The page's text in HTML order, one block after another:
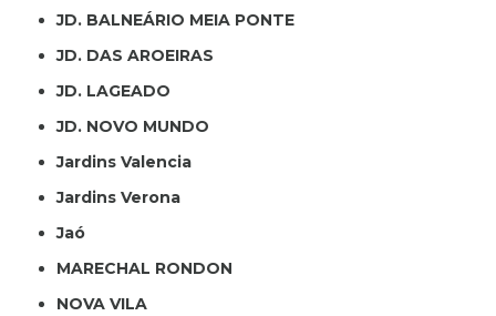
JD. BALNEÁRIO MEIA PONTE
JD. DAS AROEIRAS
JD. LAGEADO
JD. NOVO MUNDO
Jardins Valencia
Jardins Verona
Jaó
MARECHAL RONDON
NOVA VILA